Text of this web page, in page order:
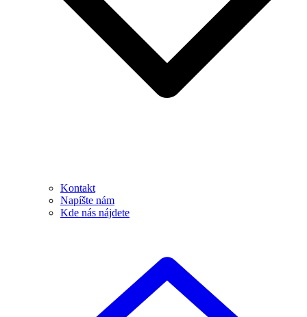
Kontakt
Napíšte nám
Kde nás nájdete